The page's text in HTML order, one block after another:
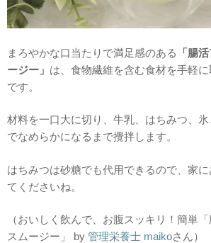
まろやかな口当たりで満足感のある
「腸
ージー」 は、食物繊維を含む食材を手軽
です。
材料を一口大に切り、牛乳、はちみつ、
でなめらかになるまで攪拌します。
はちみつは砂糖でも代用できるので、家
てくださいね。
（おいしく飲んで、お腹スッキリ！簡単
スムージー」 by 管理栄養士 maikoさん）